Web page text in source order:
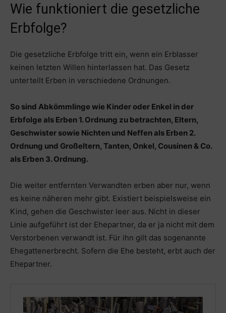
Wie funktioniert die gesetzliche
Erbfolge?
Die gesetzliche Erbfolge tritt ein, wenn ein Erblasser
keinen letzten Willen hinterlassen hat. Das Gesetz
unterteilt Erben in verschiedene Ordnungen.
So sind Abkömmlinge wie Kinder oder Enkel in der
Erbfolge als Erben 1. Ordnung zu betrachten, Eltern,
Geschwister sowie Nichten und Neffen als Erben 2.
Ordnung und Großeltern, Tanten, Onkel, Cousinen & Co.
als Erben 3. Ordnung.
Die weiter entfernten Verwandten erben aber nur, wenn
es keine näheren mehr gibt. Existiert beispielsweise ein
Kind, gehen die Geschwister leer aus. Nicht in dieser
Linie aufgeführt ist der Ehepartner, da er ja nicht mit dem
Verstorbenen verwandt ist. Für ihn gilt das sogenannte
Ehegattenerbrecht. Sofern die Ehe besteht, erbt auch der
Ehepartner.